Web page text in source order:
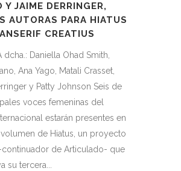
Y JAIME DERRINGER,
AUTORAS PARA HIATUS
CREATIUS
dcha.: Daniella Ohad Smith,
Ana Yago, Matali Crasset,
y Patty Johnson Seis de
voces femeninas del
estarán presentes en
de Hiatus, un proyecto
de Articulado- que
su tercera...